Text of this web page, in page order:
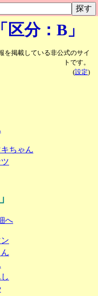
分：B」
を掲載している非公式のサイ
トです。
(設定)
ちゃん
へ